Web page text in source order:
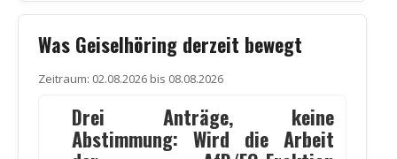
Was Geiselhöring derzeit bewegt
Zeit­raum: 02.08.2026 bis 08.08.2026
Drei Anträge, keine
Abstimmung: Wird die Arbeit